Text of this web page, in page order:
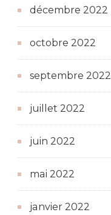
décembre 2022
octobre 2022
septembre 2022
juillet 2022
juin 2022
mai 2022
janvier 2022